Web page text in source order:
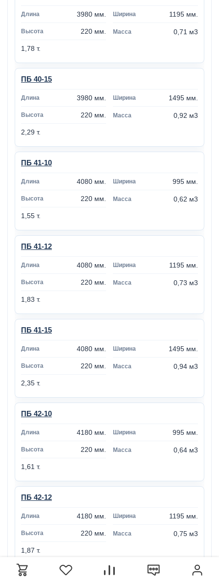
3980 мм. 1195 мм.
220 мм. 0,71 м3
1,78 т.
ПБ 40-15
3980 мм. 1495 мм.
220 мм. 0,92 м3
2,29 т.
ПБ 41-10
4080 мм. 995 мм.
220 мм. 0,62 м3
1,55 т.
ПБ 41-12
4080 мм. 1195 мм.
220 мм. 0,73 м3
1,83 т.
ПБ 41-15
4080 мм. 1495 мм.
220 мм. 0,94 м3
2,35 т.
ПБ 42-10
4180 мм. 995 мм.
220 мм. 0,64 м3
1,61 т.
ПБ 42-12
4180 мм. 1195 мм.
220 мм. 0,75 м3
1,87 т.